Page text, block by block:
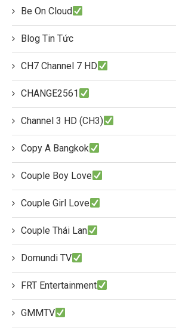
Be On Cloud
Blog Tin Tức
CH7 Channel 7 HD
CHANGE2561
Channel 3 HD (CH3)
Copy A Bangkok
Couple Boy Love
Couple Girl Love
Couple Thái Lan
Domundi TV
FRT Entertainment
GMMTV